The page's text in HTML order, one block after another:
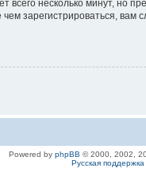
несколько минут, но
зарегистрироваться,
Powered by phpBB © 2000, 2002,
Русская